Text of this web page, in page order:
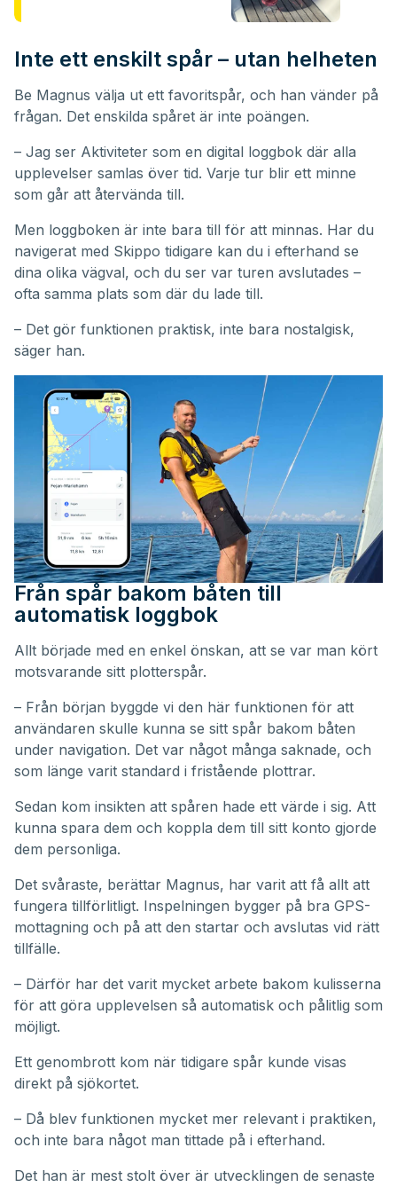
Inte ett enskilt spår – utan helheten
Be Magnus välja ut ett favoritspår, och han vänder på
frågan. Det enskilda spåret är inte poängen.
– Jag ser Aktiviteter som en digital loggbok där alla
upplevelser samlas över tid. Varje tur blir ett minne
som går att återvända till.
Men loggboken är inte bara till för att minnas. Har du
navigerat med Skippo tidigare kan du i efterhand se
dina olika vägval, och du ser var turen avslutades –
ofta samma plats som där du lade till.
– Det gör funktionen praktisk, inte bara nostalgisk,
säger han.
Från spår bakom båten till
automatisk loggbok
Allt började med en enkel önskan, att se var man kört
motsvarande sitt plotterspår.
– Från början byggde vi den här funktionen för att
användaren skulle kunna se sitt spår bakom båten
under navigation. Det var något många saknade, och
som länge varit standard i fristående plottrar.
Sedan kom insikten att spåren hade ett värde i sig. Att
kunna spara dem och koppla dem till sitt konto gjorde
dem personliga.
Det svåraste, berättar Magnus, har varit att få allt att
fungera tillförlitligt. Inspelningen bygger på bra GPS-
mottagning och på att den startar och avslutas vid rätt
tillfälle.
– Därför har det varit mycket arbete bakom kulisserna
för att göra upplevelsen så automatisk och pålitlig som
möjligt.
Ett genombrott kom när tidigare spår kunde visas
direkt på sjökortet.
– Då blev funktionen mycket mer relevant i praktiken,
och inte bara något man tittade på i efterhand.
Det han är mest stolt över är utvecklingen de senaste